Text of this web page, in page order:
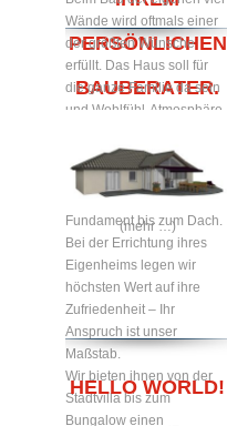
PERSÖNLICHEN
BAUBERATER.
Wände wird oftmals einer
der größten Wünsche
erfüllt. Das Haus soll für
die ganze Familie da sein
und Wohlfühl-Atmosphäre
Gerne bauen wir Ihr
Traumhaus nach ihren
Wünschen – vom
Fundament bis zum Dach.
Bei der Errichtung ihres
Eigenheims legen wir
höchsten Wert auf ihre
Zufriedenheit – Ihr
Anspruch ist unser
Maßstab.
Wir bieten ihnen von der
Stadtvilla bis zum
Bungalow einen
(mehr …)
HELLO WORLD!